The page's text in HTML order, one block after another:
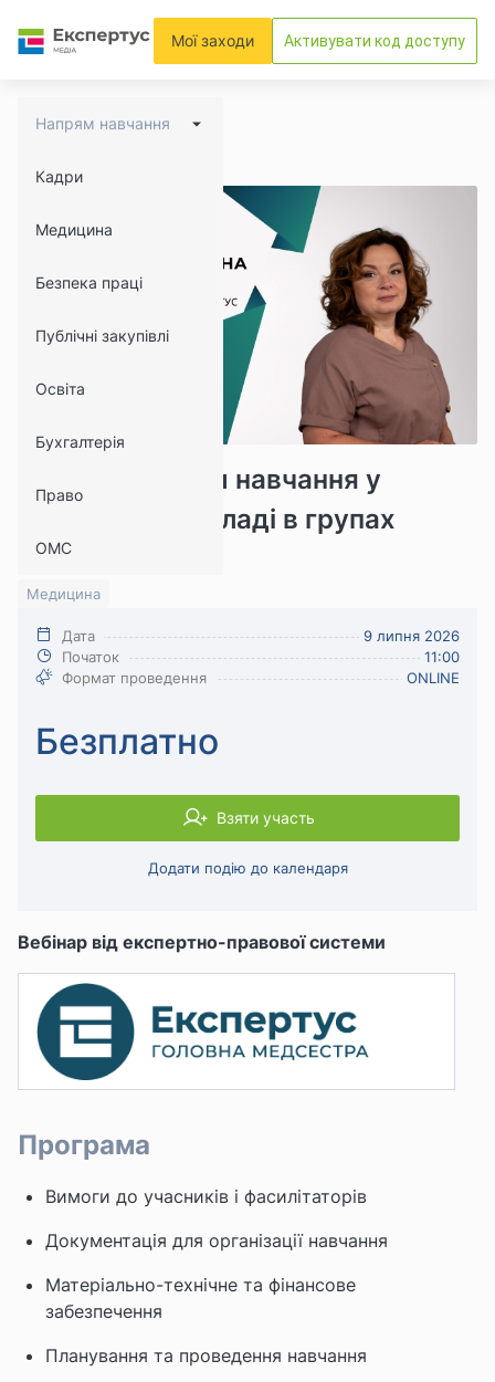
Мої заходи Активувати код доступу
Напрям навчання
Кадри
Медицина
Безпека праці
Публічні закупівлі
Освіта
Бухгалтерія
Право
ОМС
Як організувати навчання у
медичному закладі в групах
рівних
5054 587
Медицина
Вебінар від експертно-правової системи
Програма
Вимоги до учасників і фасилітаторів
Документація для організації навчання
Матеріально-технічне та фінансове
забезпечення
Планування та проведення навчання
Дата
9 липня 2026
Початок
11:00
Формат проведення
ONLINE
Безплатно
Взяти участь
Додати подію до календаря